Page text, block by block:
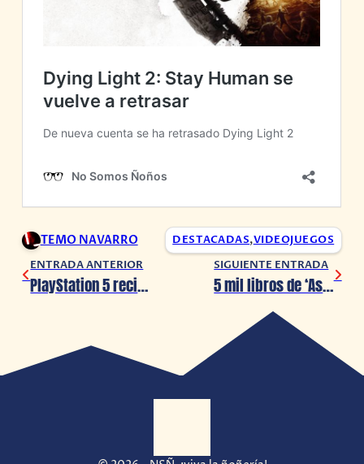
TEMO NAVARRO DESTACADAS,VIDEOJUEGOS
ENTRADA ANTERIOR
PlayStation 5 recibirá este 15 de Septiembre una gran actualización
SIGUIENTE ENTRADA
5 mil libros de ‘Asterix y Obelix’, ‘Tintín’ y más fueron quemados por ‘racistas’